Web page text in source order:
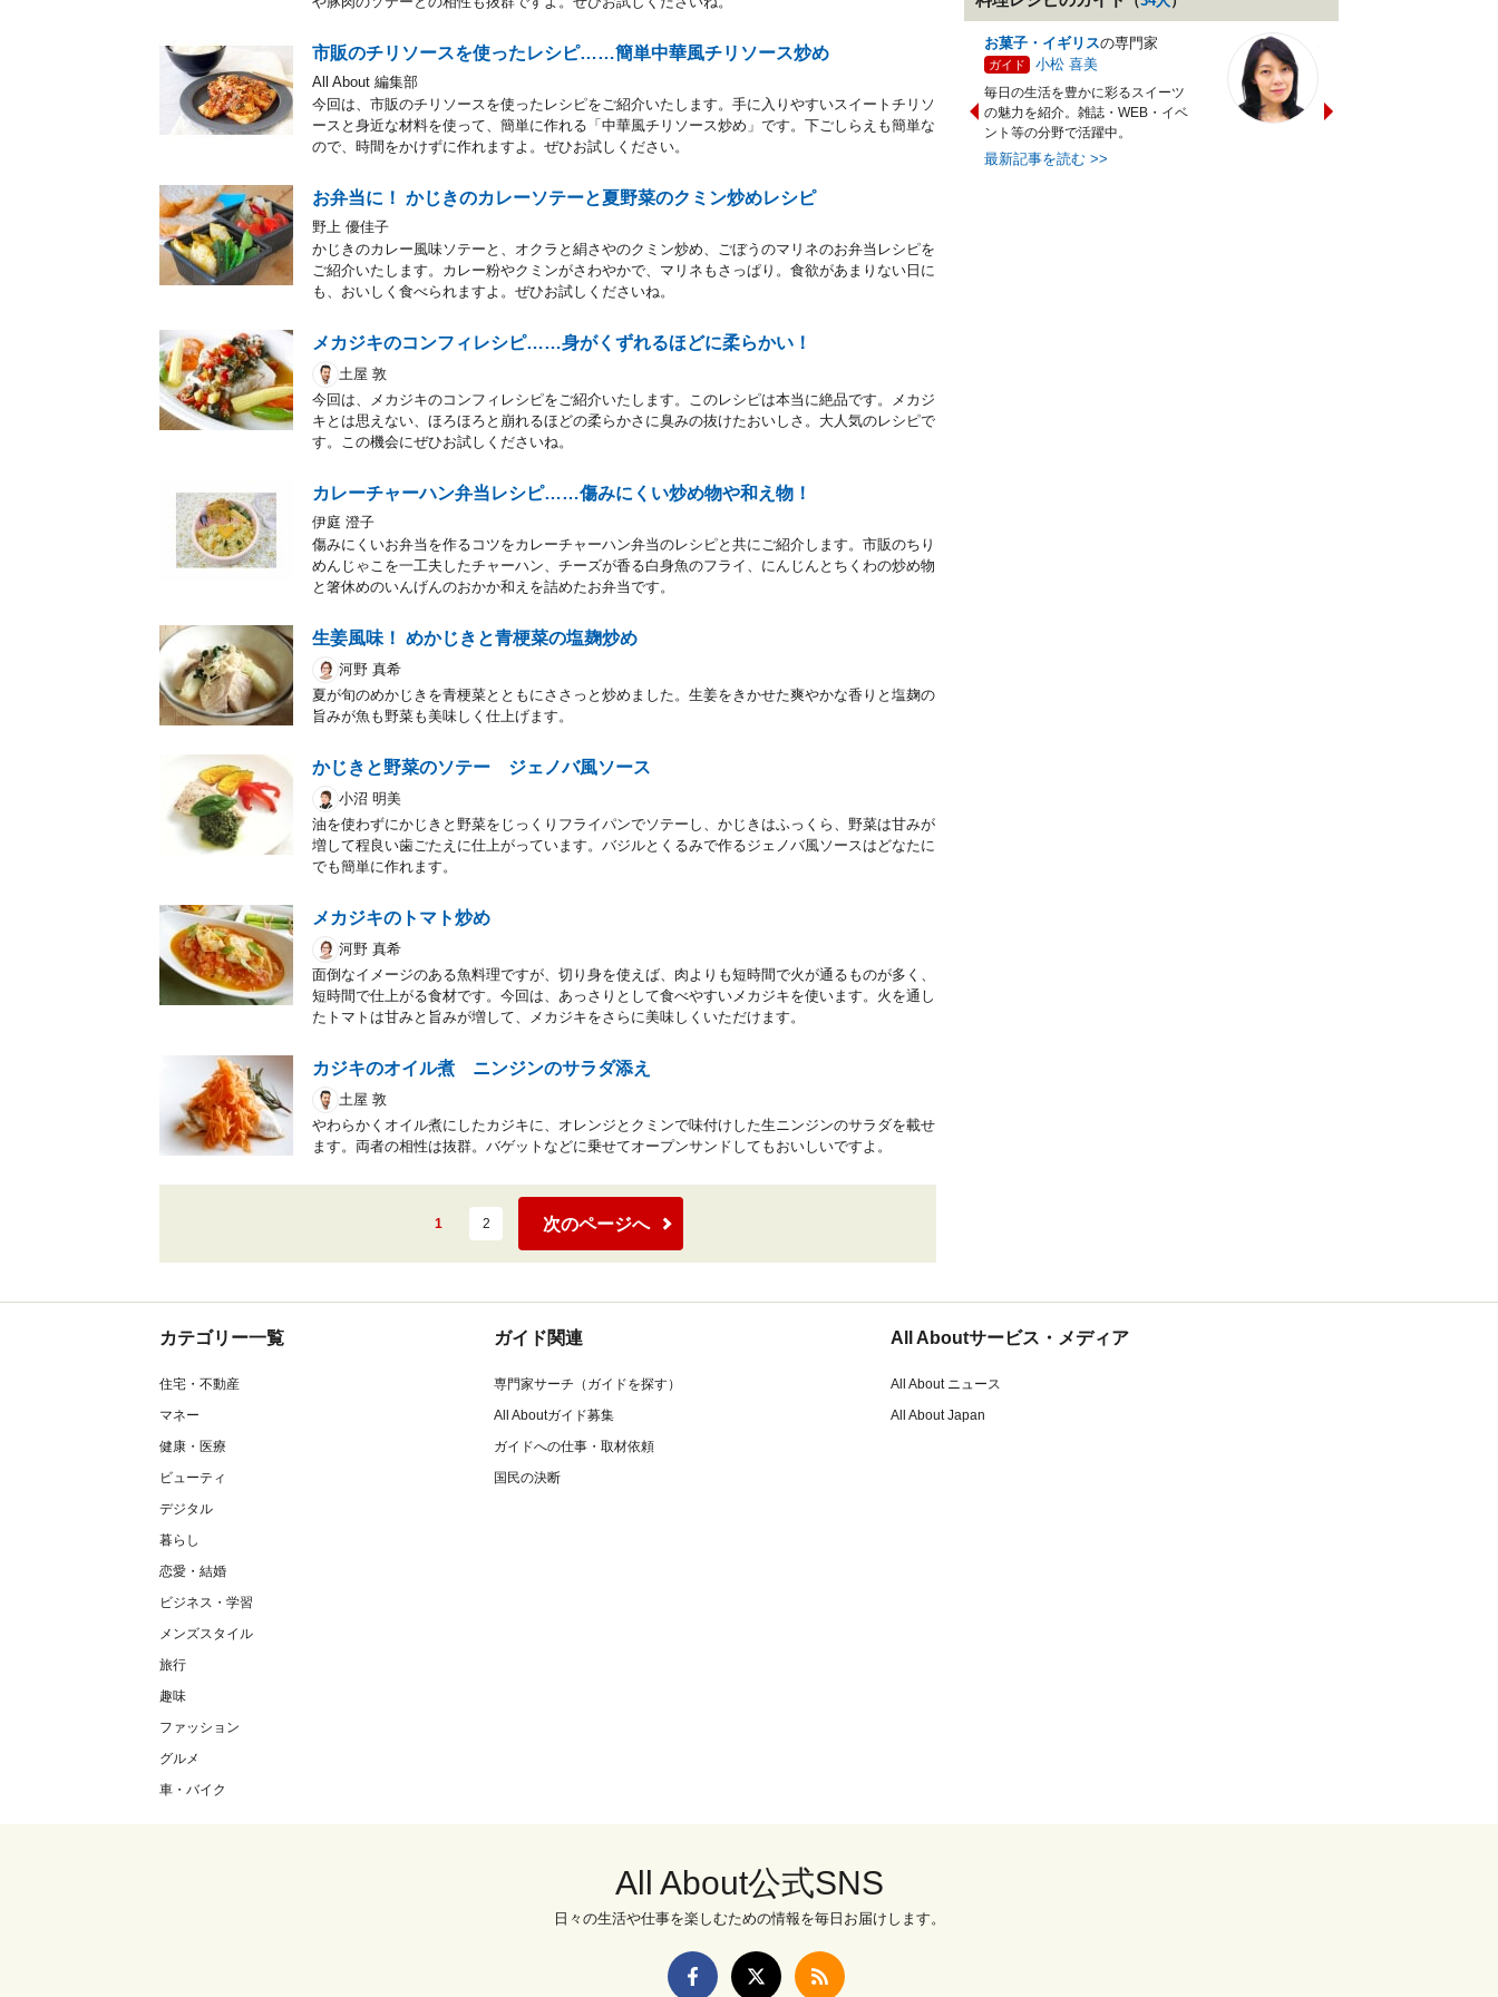
市販のチリソースを使ったレシピ……簡単中華風チリソース炒め
All About 編集部
今回は、市販のチリソースを使ったレシピをご紹介いたします。手に入りやすいスイートチリソ
ースと身近な材料を使って、簡単に作れる「中華風チリソース炒め」です。下ごしらえも簡単な
ので、時間をかけずに作れますよ。ぜひお試しください。
お弁当に！ かじきのカレーソテーと夏野菜のクミン炒めレシピ
野上 優佳子
かじきのカレー風味ソテーと、オクラと絹さやのクミン炒め、ごぼうのマリネのお弁当レシピを
ご紹介いたします。カレー粉やクミンがさわやかで、マリネもさっぱり。食欲があまりない日に
も、おいしく食べられますよ。ぜひお試しくださいね。
メカジキのコンフィレシピ……身がくずれるほどに柔らかい！
土屋 敦
今回は、メカジキのコンフィレシピをご紹介いたします。このレシピは本当に絶品です。メカジ
キとは思えない、ほろほろと崩れるほどの柔らかさに臭みの抜けたおいしさ。大人気のレシピで
す。この機会にぜひお試しくださいね。
カレーチャーハン弁当レシピ……傷みにくい炒め物や和え物！
伊庭 澄子
傷みにくいお弁当を作るコツをカレーチャーハン弁当のレシピと共にご紹介します。市販のちり
めんじゃこを一工夫したチャーハン、チーズが香る白身魚のフライ、にんじんとちくわの炒め物
と箸休めのいんげんのおかか和えを詰めたお弁当です。
生姜風味！ めかじきと青梗菜の塩麹炒め
河野 真希
夏が旬のめかじきを青梗菜とともにささっと炒めました。生姜をきかせた爽やかな香りと塩麹の
旨みが魚も野菜も美味しく仕上げます。
かじきと野菜のソテー ジェノバ風ソース
小沼 明美
油を使わずにかじきと野菜をじっくりフライパンでソテーし、かじきはふっくら、野菜は甘みが
増して程良い歯ごたえに仕上がっています。バジルとくるみで作るジェノバ風ソースはどなたに
でも簡単に作れます。
メカジキのトマト炒め
河野 真希
面倒なイメージのある魚料理ですが、切り身を使えば、肉よりも短時間で火が通るものが多く、
短時間で仕上がる食材です。今回は、あっさりとして食べやすいメカジキを使います。火を通し
たトマトは甘みと旨みが増して、メカジキをさらに美味しくいただけます。
カジキのオイル煮 ニンジンのサラダ添え
土屋 敦
やわらかくオイル煮にしたカジキに、オレンジとクミンで味付けした生ニンジンのサラダを載せ
ます。両者の相性は抜群。バゲットなどに乗せてオープンサンドしてもおいしいですよ。
1 2 次のページへ
お菓子・イギリスの専門家
ガイド 小松 喜美
毎日の生活を豊かに彩るスイーツ
の魅力を紹介。雑誌・WEB・イベ
ント等の分野で活躍中。
最新記事を読む >>
ターの資格を活かし老舗料亭
カテゴリー一覧
住宅・不動産
マネー
健康・医療
ビューティ
デジタル
暮らし
恋愛・結婚
ビジネス・学習
メンズスタイル
旅行
趣味
ファッション
グルメ
車・バイク
ガイド関連
専門家サーチ（ガイドを探す）
All Aboutガイド募集
ガイドへの仕事・取材依頼
国民の決断
All Aboutサービス・メディア
All About ニュース
All About Japan
All About公式SNS
日々の生活や仕事を楽しむための情報を毎日お届けします。